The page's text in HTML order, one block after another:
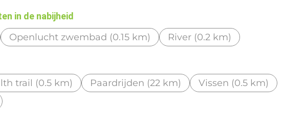
in de nabijheid
Openlucht zwembad (0.15 km) River (0.2 km)
trail (0.5 km) Paardrijden (22 km)
Vissen (0.5 km)